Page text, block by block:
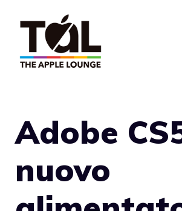
contenuto
Adobe
nuovo